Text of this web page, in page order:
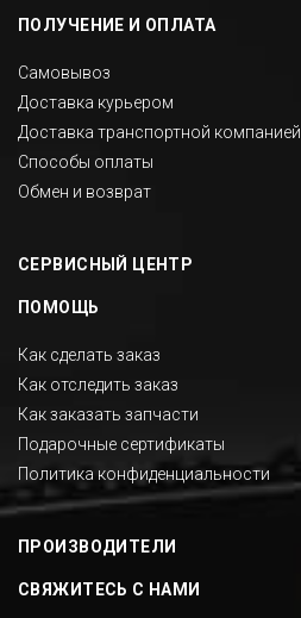
ПОЛУЧЕНИЕ И ОПЛАТА
Самовывоз
Доставка курьером
Доставка транспортной компанией
Способы оплаты
Обмен и возврат
СЕРВИСНЫЙ ЦЕНТР
ПОМОЩЬ
Как сделать заказ
Как отследить заказ
Как заказать запчасти
Подарочные сертификаты
Политика конфиденциальности
ПРОИЗВОДИТЕЛИ
СВЯЖИТЕСЬ С НАМИ